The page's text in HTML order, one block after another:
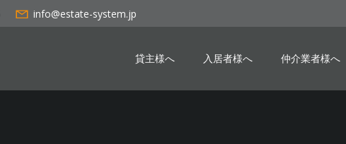
info@estate-system.jp
貸主様へ 入居者様へ 仲介業者様へ